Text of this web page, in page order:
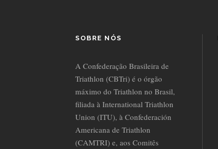
SOBRE NÓS
A Confederação Brasileira de
Triathlon (CBTri) é o órgão
máximo do Triathlon no Brasil,
filiada à International Triathlon
Union (ITU), à Confederación
Americana de Triathlon
(CAMTRI) e, aos Comitês